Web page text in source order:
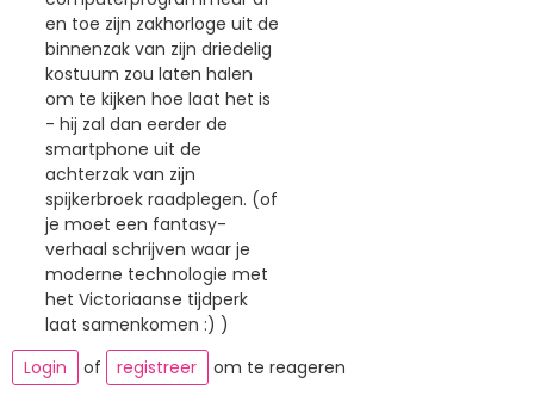
en toe zijn zakhorloge uit de
binnenzak van zijn driedelig
kostuum zou laten halen
om te kijken hoe laat het is
- hij zal dan eerder de
smartphone uit de
achterzak van zijn
spijkerbroek raadplegen. (of
je moet een fantasy-
verhaal schrijven waar je
moderne technologie met
het Victoriaanse tijdperk
laat samenkomen :) )
Login
of registreer om te reageren